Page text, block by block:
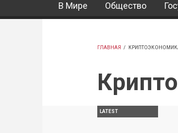
В Мире Общество
ГЛАВНАЯ /
LATEST